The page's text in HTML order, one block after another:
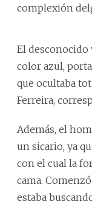
complexión
El desconocido
color azul,
que ocultaba
Ferreira,
Además, el
un sicario, ya
con el cual la
cama.
estaba